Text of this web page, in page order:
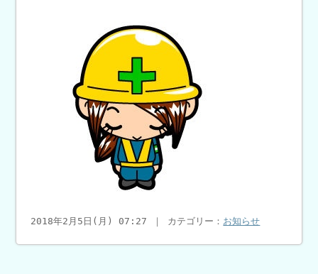
2018年2月5日(月) 07:27 ｜ カテゴリー： お知らせ